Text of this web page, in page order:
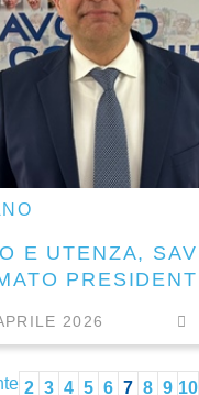
E UTENZA,
2026
2 3 4 5 6 7 8 9 10